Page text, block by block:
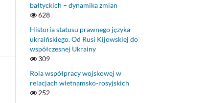
bałtyckich – dynamika zmian
628
Historia statusu prawnego języka
ukraińskiego. Od Rusi Kijowskiej do
współczesnej Ukrainy
309
Rola współpracy wojskowej w
relacjach wietnamsko-rosyjskich
252